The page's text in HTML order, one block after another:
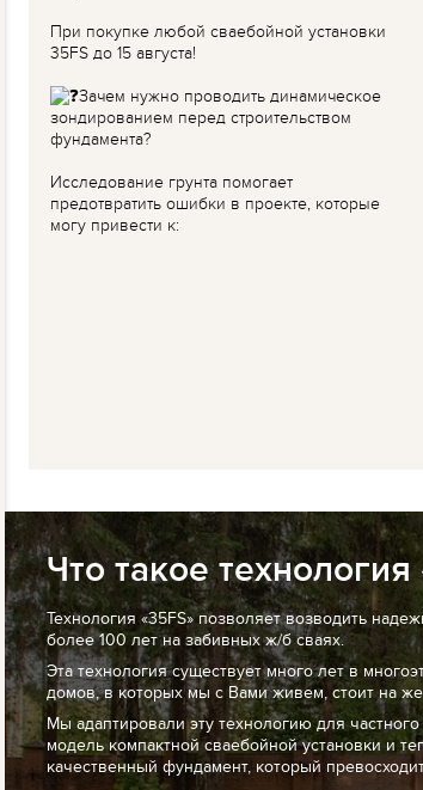
При покупке любой сваебойной установки
35FS до 15 августа!
Зачем нужно проводить динамическое
зондированием перед строительством
фундамента?
Исследование грунта помогает
предотвратить ошибки в проекте, которые
могу привести к:
Что такое технология
Технология «35FS» позволяет возводить
более 100 лет на забивных ж/б сваях.
Эта технология существует много лет в
домов, в которых мы с Вами живем, стоит на
Мы адаптировали эту технологию для
модель компактной сваебойной установки и
качественный фундамент, который